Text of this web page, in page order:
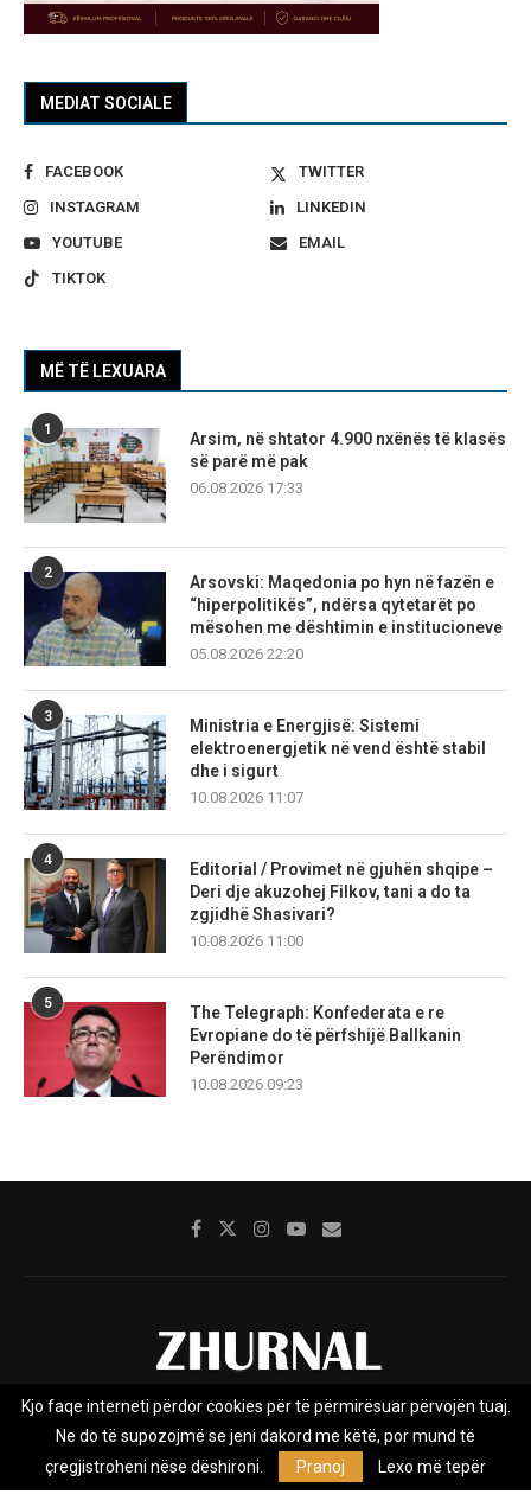
MEDIAT SOCIALE
FACEBOOK
TWITTER
INSTAGRAM
LINKEDIN
YOUTUBE
EMAIL
TIKTOK
MË TË LEXUARA
1
Arsim, në shtator 4.900 nxënës të klasës
së parë më pak
06.08.2026 17:33
2
Arsovski: Maqedonia po hyn në fazën e
“hiperpolitikës”, ndërsa qytetarët po
mësohen me dështimin e institucioneve
05.08.2026 22:20
3
Ministria e Energjisë: Sistemi
elektroenergjetik në vend është stabil
dhe i sigurt
10.08.2026 11:07
4
Editorial / Provimet në gjuhën shqipe –
Deri dje akuzohej Filkov, tani a do ta
zgjidhë Shasivari?
10.08.2026 11:00
5
The Telegraph: Konfederata e re
Evropiane do të përfshijë Ballkanin
Perëndimor
10.08.2026 09:23
Rreth nesh Impresumi Marketing
Privacy Policy
Kjo faqe interneti përdor cookies për të përmirësuar përvojën tuaj.
Ne do të supozojmë se jeni dakord me këtë, por mund të
çregjistroheni nëse dëshironi.
Pranoj Lexo më tepër